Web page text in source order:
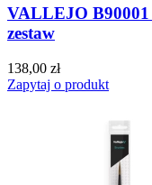
VALLEJO B90001
zestaw
138,00 zł
Zapytaj o produkt